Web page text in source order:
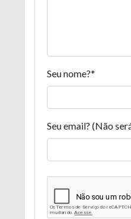
Seu nome?*
Seu email? (Não